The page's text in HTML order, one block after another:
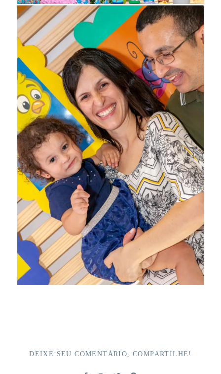
DEIXE SEU COMENTÁRIO, COMPARTILHE!